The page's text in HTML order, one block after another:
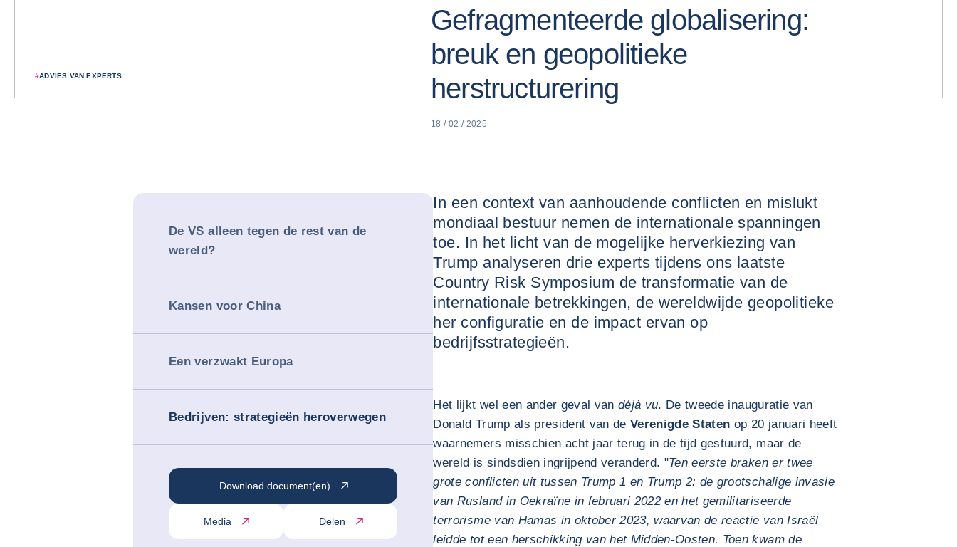
#ADVIES VAN EXPERTS
Gefragmenteerde globalisering:
breuk en geopolitieke
herstructurering
18 / 02 / 2025
De VS alleen tegen de rest van de
wereld?
Kansen voor China
Een verzwakt Europa
Bedrijven: strategieën heroverwegen
Download document(en)
Media Delen
In een context van aanhoudende conflicten en mislukt
mondiaal bestuur nemen de internationale spanningen
toe. In het licht van de mogelijke herverkiezing van
Trump analyseren drie experts tijdens ons laatste
Country Risk Symposium de transformatie van de
internationale betrekkingen, de wereldwijde geopolitieke
her configuratie en de impact ervan op
bedrijfsstrategieën.
Het lijkt wel een ander geval vandéjà vu. De tweede inauguratie van
Donald Trump als president van deVerenigde Staten op 20 januari heeft
waarnemers misschien acht jaar terug in de tijd gestuurd, maar de
wereld is sindsdien ingrijpend veranderd. "Ten eerste braken er twee
grote conflicten uit tussen Trump 1 en Trump 2: de grootschalige invasie
van Rusland in Oekraïne in februari 2022 en het gemilitariseerde
terrorisme van Hamas in oktober 2023, waarvan de reactie van Israël
leidde tot een herschikking van het Midden-Oosten. Toen kwam de